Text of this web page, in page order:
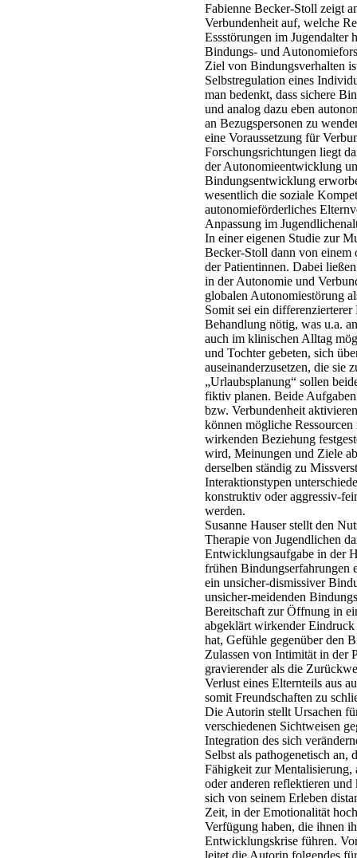
Fabienne Becker-Stoll zeigt
Verbundenheit auf, welche
Essstörungen im Jugendalter
Bindungs- und
Ziel von Bindungsverhalten
Selbstregulation eines
man bedenkt, dass sichere
und analog dazu eben
an Bezugspersonen zu
eine Voraussetzung für
Forschungsrichtungen liegt
der Autonomieentwicklung
Bindungsentwicklung
wesentlich die soziale
autonomieförderliches
Anpassung im
In einer eigenen Studie zur
Becker-Stoll dann von einem
der Patientinnen. Dabei
in der Autonomie und
globalen Autonomiestörung
Somit sei ein
Behandlung nötig, was u.a.
auch im klinischen Alltag
und Tochter gebeten, sich
auseinanderzusetzen, die sie
„Urlaubsplanung“ sollen
fiktiv planen. Beide
bzw. Verbundenheit
können mögliche
wirkenden Beziehung
wird, Meinungen und Ziele
derselben ständig zu
Interaktionstypen
konstruktiv oder aggressiv-
werden.
Susanne Hauser stellt den
Therapie von Jugendlichen
Entwicklungsaufgabe in der
frühen Bindungserfahrungen
ein unsicher-dismissiver
unsicher-meidenden
Bereitschaft zur Öffnung in
abgeklärt wirkender
hat, Gefühle gegenüber den
Zulassen von Intimität in der
gravierender als die
Verlust eines Elternteils aus
somit Freundschaften zu
Die Autorin stellt Ursachen
verschiedenen Sichtweisen
Integration des sich
Selbst als pathogenetisch
Fähigkeit zur Mentalisierung,
oder anderen reflektieren
sich von seinem Erleben
Zeit, in der Emotionalität
Verfügung haben, die ihnen
Entwicklungskrise führen.
leitet die Autorin folgendes